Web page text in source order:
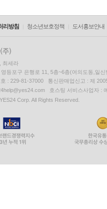
리방침 청소년보호정책 도서홍보안내
최세라
등포구 은행로 11, 5층~6층(여의도동,일신
호 : 229-81-37000 통신판매업신고 : 제
호스팅 서비스사업자 :
Corp. All Rights Reserved.